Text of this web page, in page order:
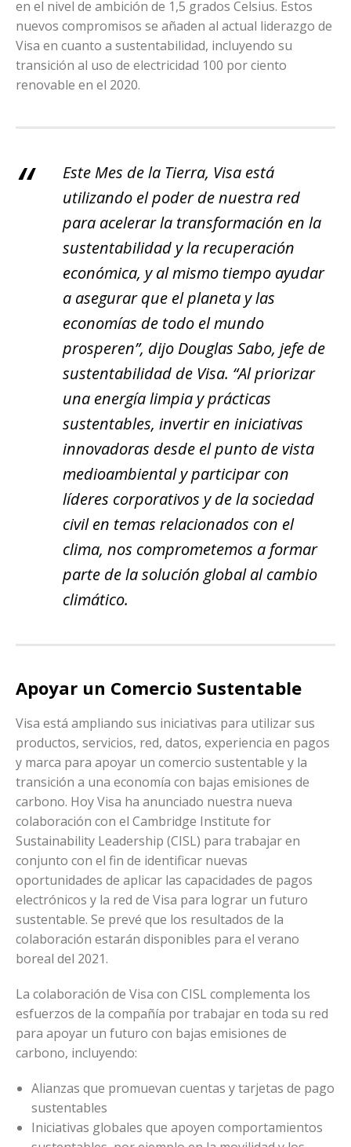
en el nivel de ambición de 1,5 grados Celsius. Estos
nuevos compromisos se añaden al actual liderazgo de
Visa en cuanto a sustentabilidad, incluyendo su
transición al uso de electricidad 100 por ciento
renovable en el 2020.
Este Mes de la Tierra, Visa está
utilizando el poder de nuestra red
para acelerar la transformación en la
sustentabilidad y la recuperación
económica, y al mismo tiempo ayudar
a asegurar que el planeta y las
economías de todo el mundo
prosperen”, dijo Douglas Sabo, jefe de
sustentabilidad de Visa. “Al priorizar
una energía limpia y prácticas
sustentables, invertir en iniciativas
innovadoras desde el punto de vista
medioambiental y participar con
líderes corporativos y de la sociedad
civil en temas relacionados con el
clima, nos comprometemos a formar
parte de la solución global al cambio
climático.
Apoyar un Comercio Sustentable
Visa está ampliando sus iniciativas para utilizar sus
productos, servicios, red, datos, experiencia en pagos
y marca para apoyar un comercio sustentable y la
transición a una economía con bajas emisiones de
carbono. Hoy Visa ha anunciado nuestra nueva
colaboración con el Cambridge Institute for
Sustainability Leadership (CISL) para trabajar en
conjunto con el fin de identificar nuevas
oportunidades de aplicar las capacidades de pagos
electrónicos y la red de Visa para lograr un futuro
sustentable. Se prevé que los resultados de la
colaboración estarán disponibles para el verano
boreal del 2021.
La colaboración de Visa con CISL complementa los
esfuerzos de la compañía por trabajar en toda su red
para apoyar un futuro con bajas emisiones de
carbono, incluyendo:
Alianzas que promuevan cuentas y tarjetas de pago
sustentables
Iniciativas globales que apoyen comportamientos